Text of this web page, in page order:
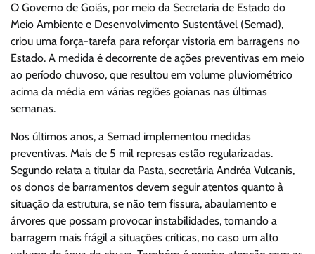
O Governo de Goiás, por meio da Secretaria de Estado do
Meio Ambiente e Desenvolvimento Sustentável (Semad),
criou uma força-tarefa para reforçar vistoria em barragens no
Estado. A medida é decorrente de ações preventivas em meio
ao período chuvoso, que resultou em volume pluviométrico
acima da média em várias regiões goianas nas últimas
semanas.
Nos últimos anos, a Semad implementou medidas
preventivas. Mais de 5 mil represas estão regularizadas.
Segundo relata a titular da Pasta, secretária Andréa Vulcanis,
os donos de barramentos devem seguir atentos quanto à
situação da estrutura, se não tem fissura, abaulamento e
árvores que possam provocar instabilidades, tornando a
barragem mais frágil a situações críticas, no caso um alto